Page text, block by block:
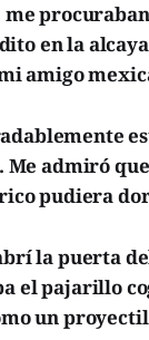
me
en la
amigo
admiró
pudiera
la puerta
el pajarillo
un